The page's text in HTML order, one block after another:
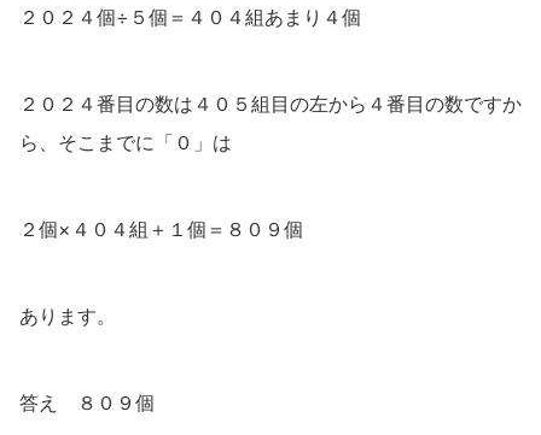
２０２４個÷５個＝４０４組あまり４個
２０２４番目の数は４０５組目の左から４番目の数ですか
ら、そこまでに「０」は
２個×４０４組＋１個＝８０９個
あります。
答え ８０９個